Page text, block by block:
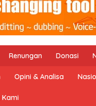
Renungan Donasi
Opini & Analisa
Kami